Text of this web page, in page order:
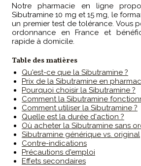
Notre pharmacie en ligne
Sibutramine 10 mg et 15 mg, le
un premier test de tolérance. Vous
ordonnance en France et
rapide à domicile.
Table des matières
Qu'est-ce que la Sibutramine ?
Prix de la Sibutramine en
Pourquoi choisir la Sibutramine ?
Comment la Sibutramine
Comment utiliser la Sibutramine ?
Quelle est la durée d'action ?
Où acheter la Sibutramine sans
Sibutramine générique vs. original
Contre-indications
Précautions d'emploi
Effets secondaires